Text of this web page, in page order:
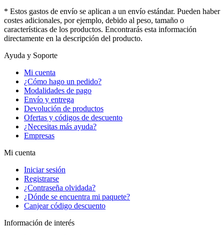
* Estos gastos de envío se aplican a un envío estándar. Pueden haber
costes adicionales, por ejemplo, debido al peso, tamaño o
características de los productos. Encontrarás esta información
directamente en la descripción del producto.
Ayuda y Soporte
Mi cuenta
¿Cómo hago un pedido?
Modalidades de pago
Envío y entrega
Devolución de productos
Ofertas y códigos de descuento
¿Necesitas más ayuda?
Empresas
Mi cuenta
Iniciar sesión
Registrarse
¿Contraseña olvidada?
¿Dónde se encuentra mi paquete?
Canjear código descuento
Información de interés